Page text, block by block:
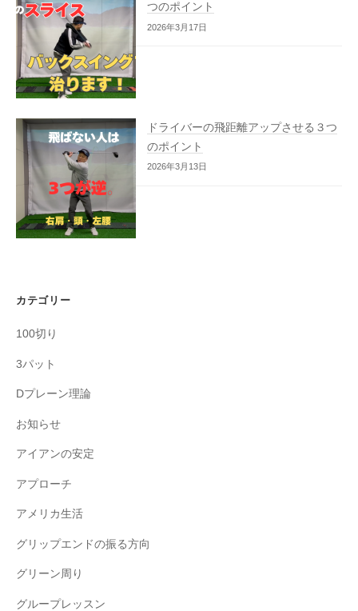
つのポイント
2026年3月17日
ドライバーの飛距離アップさせる３つ
のポイント
2026年3月13日
カテゴリー
100切り
3パット
Dプレーン理論
お知らせ
アイアンの安定
アプローチ
アメリカ生活
グリップエンドの振る方向
グリーン周り
グループレッスン